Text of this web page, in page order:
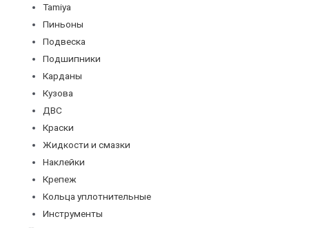
Tamiya
Пиньоны
Подвеска
Подшипники
Карданы
Кузова
ДВС
Краски
Жидкости и смазки
Наклейки
Крепеж
Кольца уплотнительные
Инструменты